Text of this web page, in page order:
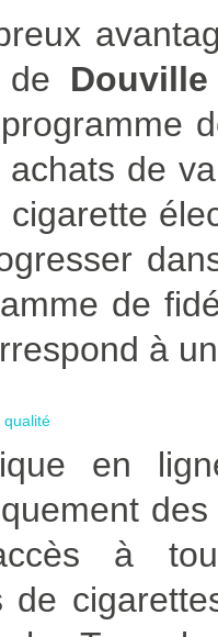
de
de
cigarette
de
à
qualité
en
à
de